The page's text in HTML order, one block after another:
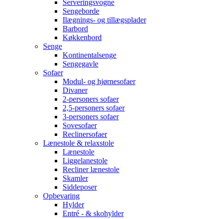
Serveringsvogne
Sengeborde
Ilægnings- og tillægsplader
Barbord
Køkkenbord
Senge
Kontinentalsenge
Sengegavle
Sofaer
Modul- og hjørnesofaer
Divaner
2-personers sofaer
2,5-personers sofaer
3-personers sofaer
Sovesofaer
Reclinersofaer
Lænestole & relaxstole
Lænestole
Liggelanestole
Recliner lænestole
Skamler
Siddeposer
Opbevaring
Hylder
Entré - & skohylder